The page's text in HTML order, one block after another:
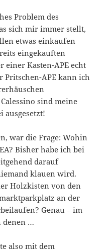
Problem des
sich mir immer stellt,
etwas einkaufen
eingekauften
einer Kasten-APE echt
Pritschen-APE kann ich
sind meine
ausgesetzt!
war die Frage: Wohin
Bisher habe ich bei
darauf
klauen wird.
Holzkisten von den
an der
Genau – im
denen …
also mit dem